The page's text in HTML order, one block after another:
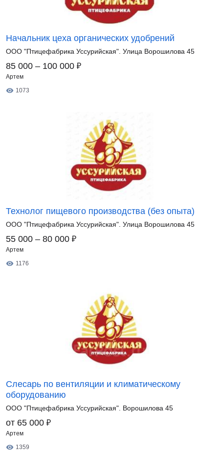
Начальник цеха органических удобрений
ООО "Птицефабрика Уссурийская". Улица Ворошилова 45
85 000 – 100 000 ₽
Артем
1073
Технолог пищевого производства (без опыта)
ООО "Птицефабрика Уссурийская". Улица Ворошилова 45
55 000 – 80 000 ₽
Артем
1176
Слесарь по вентиляции и климатическому
оборудованию
ООО "Птицефабрика Уссурийская". Ворошилова 45
от 65 000 ₽
Артем
1359